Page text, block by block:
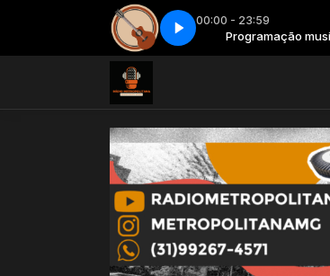
00:00 - 23:59
Programação musical Programação musical
Hits sertanejo - Parte 2 Hits sertanejo - Parte 2